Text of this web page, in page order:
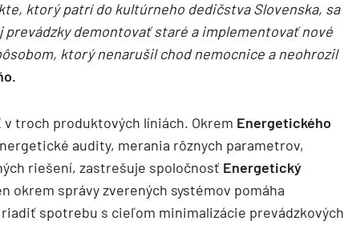
ktorý patrí do kultúrneho dedičstva Slovenska, sa
prevádzky demontovať staré a implementovať nové
ktorý nenarušil chod nemocnice a neohrozil
v troch produktových líniách. Okrem Energetického
audity, merania rôznych parametrov,
riešení, zastrešuje spoločnosť Energetický
okrem správy zverených systémov pomáha
spotrebu s cieľom minimalizácie prevádzkových